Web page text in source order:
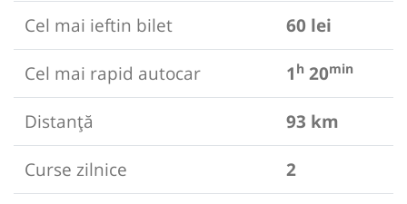
Cel mai ieftin bilet
60 lei
Cel mai rapid autocar
1 h 20min
Distanță
93 km
Curse zilnice
2